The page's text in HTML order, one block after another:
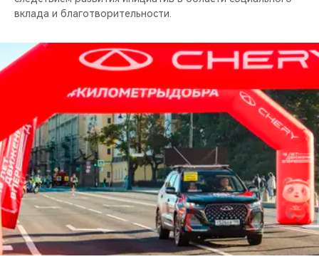
вклада и благотворительности.